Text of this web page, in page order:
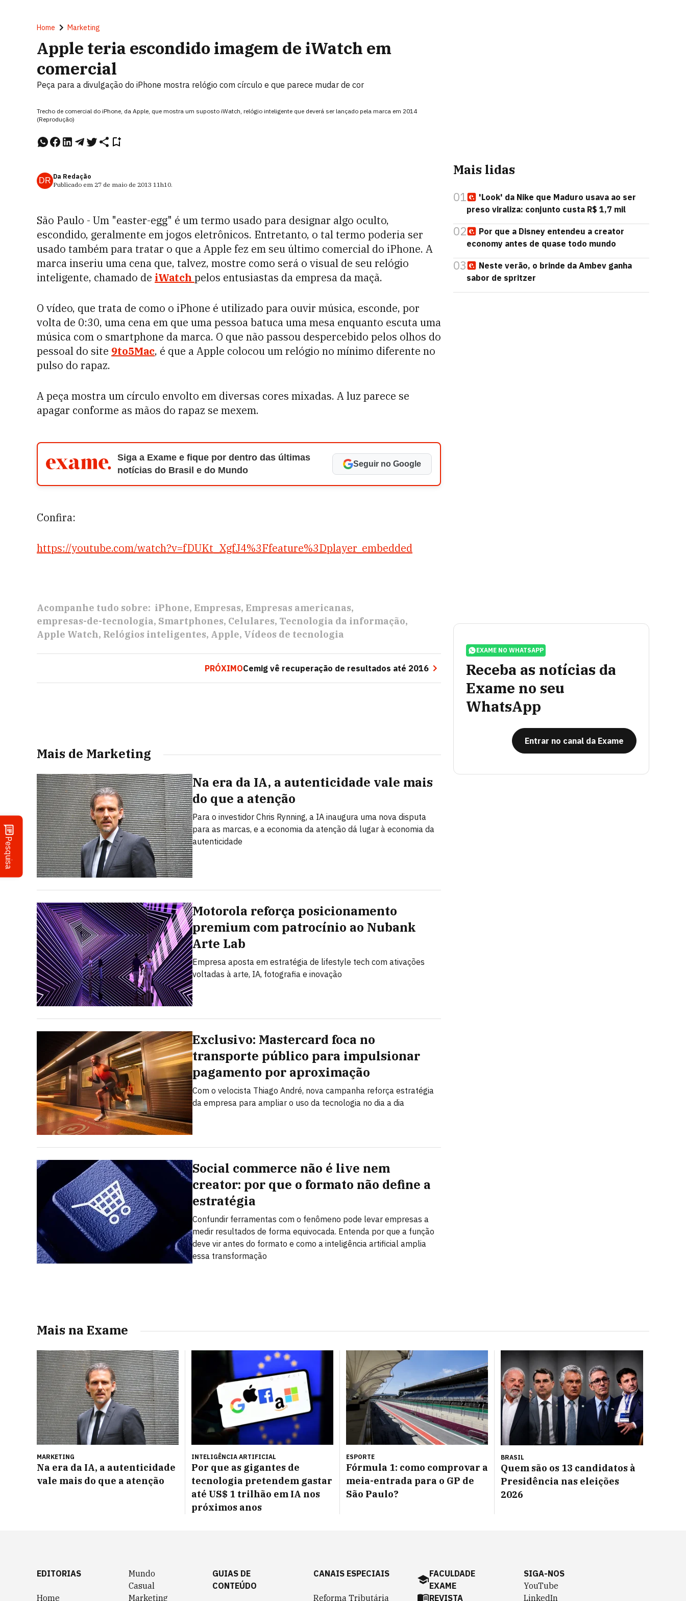
Pesquisa
Home Marketing
Apple teria escondido imagem de iWatch em
comercial
Peça para a divulgação do iPhone mostra relógio com círculo e que parece mudar de cor
Trecho de comercial do iPhone, da Apple, que mostra um suposto iWatch, relógio inteligente que deverá ser lançado pela marca em 2014
(Reprodução)
DR Da Redação
Publicado em 27 de maio de 2013 11h10.
São Paulo - Um "easter-egg" é um termo usado para designar algo oculto,
escondido, geralmente em jogos eletrônicos. Entretanto, o tal termo poderia ser
usado também para tratar o que a Apple fez em seu último comercial do iPhone. A
marca inseriu uma cena que, talvez, mostre como será o visual de seu relógio
inteligente, chamado de iWatch pelos entusiastas da empresa da maçã.
O vídeo, que trata de como o iPhone é utilizado para ouvir música, esconde, por
volta de 0:30, uma cena em que uma pessoa batuca uma mesa enquanto escuta uma
música com o smartphone da marca. O que não passou despercebido pelos olhos do
pessoal do site 9to5Mac, é que a Apple colocou um relógio no mínimo diferente no
pulso do rapaz.
A peça mostra um círculo envolto em diversas cores mixadas. A luz parece se
apagar conforme as mãos do rapaz se mexem.
Siga a Exame e fique por dentro das últimas
notícias do Brasil e do Mundo
Seguir no Google
Confira:
https://youtube.com/watch?v=fDUKt_XgfJ4%3Ffeature%3Dplayer_embedded
Acompanhe tudo sobre: iPhone Empresas Empresas americanas
empresas-de-tecnologia Smartphones Celulares Tecnologia da informação
Apple Watch Relógios inteligentes Apple Vídeos de tecnologia
PRÓXIMOCemig vê recuperação de resultados até 2016
Mais de Marketing
Na era da IA, a autenticidade vale mais
do que a atenção
Para o investidor Chris Rynning, a IA inaugura uma nova disputa
para as marcas, e a economia da atenção dá lugar à economia da
autenticidade
Motorola reforça posicionamento
premium com patrocínio ao Nubank
Arte Lab
Empresa aposta em estratégia de lifestyle tech com ativações
voltadas à arte, IA, fotografia e inovação
Exclusivo: Mastercard foca no
transporte público para impulsionar
pagamento por aproximação
Com o velocista Thiago André, nova campanha reforça estratégia
da empresa para ampliar o uso da tecnologia no dia a dia
Social commerce não é live nem
creator: por que o formato não define a
estratégia
Confundir ferramentas com o fenômeno pode levar empresas a
medir resultados de forma equivocada. Entenda por que a função
deve vir antes do formato e como a inteligência artificial amplia
essa transformação
Mais lidas
01
'Look' da Nike que Maduro usava ao ser
preso viraliza: conjunto custa R$ 1,7 mil
02
Por que a Disney entendeu a creator
economy antes de quase todo mundo
03
Neste verão, o brinde da Ambev ganha
sabor de spritzer
EXAME NO WHATSAPP
Receba as notícias da
Exame no seu
WhatsApp
Entrar no canal da Exame
Mais na Exame
MARKETING
Na era da IA, a autenticidade
vale mais do que a atenção
INTELIGÊNCIA ARTIFICIAL
Por que as gigantes de
tecnologia pretendem gastar
até US$ 1 trilhão em IA nos
próximos anos
ESPORTE
Fórmula 1: como comprovar a
meia-entrada para o GP de
São Paulo?
BRASIL
Quem são os 13 candidatos à
Presidência nas eleições
2026
EDITORIAS
Home
Mundo
Casual
Marketing
GUIAS DE
CONTEÚDO
CANAIS ESPECIAIS
Reforma Tributária
FACULDADE
EXAME
REVISTA
SIGA-NOS
YouTube
LinkedIn